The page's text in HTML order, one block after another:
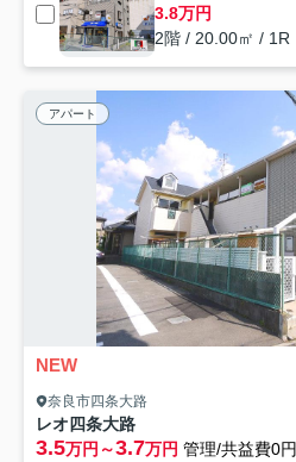
3.8万円
2階 / 20.00㎡ / 1R
アパート
NEW
奈良市四条大路
レオ四条大路
3.5万円～3.7万円 管理/共益費0円